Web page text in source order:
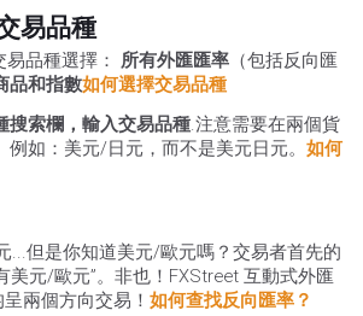
易品種
品種選擇： 所有外匯匯率 （包括反向匯
品和指數如何選擇交易品種
搜索欄，輸入交易品種.注意需要在兩個貨
例如：美元/日元，而不是美元日元。 如何
...但是你知道美元/歐元嗎？交易者首先的
美元/歐元”。非也！FXStreet 互動式外匯
兩個方向交易！ 如何查找反向匯率？